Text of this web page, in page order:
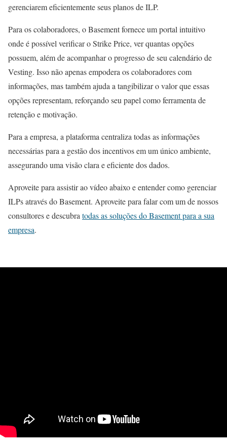
gerenciarem eficientemente seus planos de ILP.
Para os colaboradores, o Basement fornece um portal intuitivo
onde é possível verificar o Strike Price, ver quantas opções
possuem, além de acompanhar o progresso de seu calendário de
Vesting. Isso não apenas empodera os colaboradores com
informações, mas também ajuda a tangibilizar o valor que essas
opções representam, reforçando seu papel como ferramenta de
retenção e motivação.
Para a empresa, a plataforma centraliza todas as informações
necessárias para a gestão dos incentivos em um único ambiente,
assegurando uma visão clara e eficiente dos dados.
Aproveite para assistir ao vídeo abaixo e entender como gerenciar
ILPs através do Basement. Aproveite para falar com um de nossos
consultores e descubra todas as soluções do Basement para a sua
empresa.